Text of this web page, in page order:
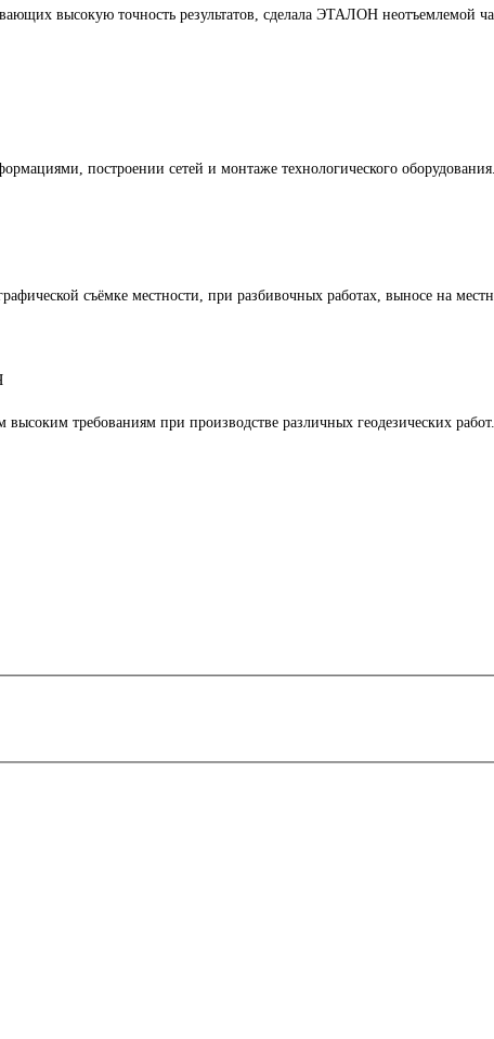
высокую точность результатов, сделала ЭТАЛОН неотъемлемой
построении сетей и монтаже технологического оборудования.
съёмке местности, при разбивочных работах, выносе на
требованиям при производстве различных геодезических работ.